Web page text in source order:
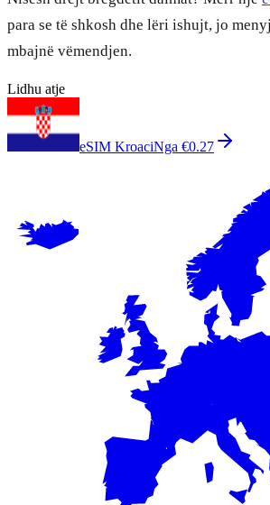
para se të shkosh dhe lëri ishujt, jo
mbajnë vëmendjen.
Lidhu atje
eSIM KroaciNga €0.27